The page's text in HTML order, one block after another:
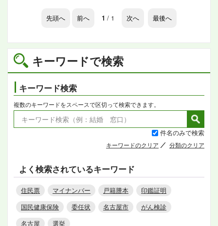
キーワードで検索
キーワード検索
複数のキーワードをスペースで区切って検索できます。
件名のみで検索
キーワードのクリア 分類のクリア
よく検索されているキーワード
住民票 マイナンバー 戸籍謄本
印鑑証明
国民健康保険
委任状 名古屋市
がん検診
名古屋
選挙
先頭へ 前へ 1 / 1 次へ 最後へ